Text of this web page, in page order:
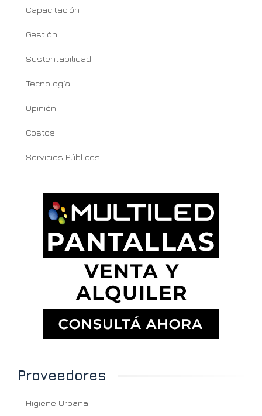
Capacitación
Gestión
Sustentabilidad
Tecnología
Opinión
Costos
Servicios Públicos
Proveedores
Higiene Urbana